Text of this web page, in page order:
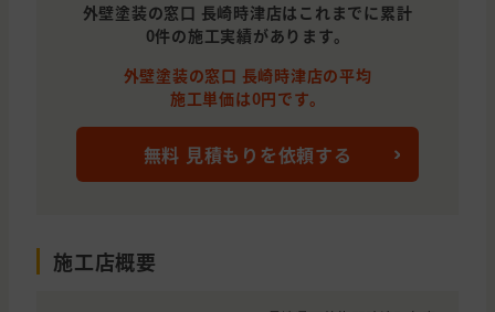
外壁塗装の窓口 長崎時津店はこれまでに累計
0件の施工実績があります。
外壁塗装の窓口 長崎時津店の平均
施工単価は0円です。
無料 見積もりを依頼する
施工店概要